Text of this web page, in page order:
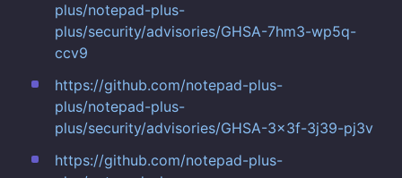
plus/notepad-plus-
plus/security/advisories/GHSA-7hm3-wp5q-
ccv9
https://github.com/notepad-plus-
plus/notepad-plus-
plus/security/advisories/GHSA-3x3f-3j39-pj3v
https://github.com/notepad-plus-